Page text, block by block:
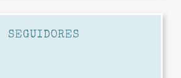
SEGUIDORES